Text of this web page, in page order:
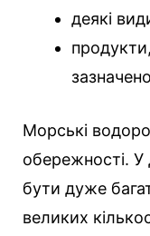
деякі
Морські
обережності.
бути дуже
великих